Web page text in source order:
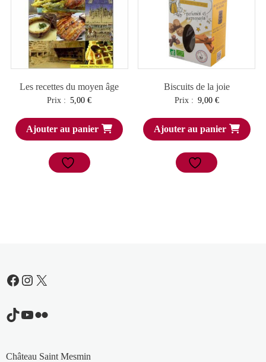
Les recettes du moyen âge
Prix : 5,00€
Ajouter au panier
Biscuits de la joie
Prix : 9,00 €
Ajouter au panier
Facebook
Instagram
X
TikTok
YouTube
Flickr
Château Saint Mesmin